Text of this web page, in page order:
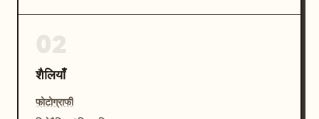
शैलियाँ
फोटोग्राफी